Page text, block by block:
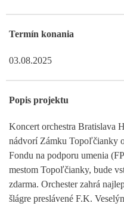
Termín konania
03.08.2025
Popis projektu
Koncert orchestra Bratislava
nádvorí Zámku Topoľčianky
Fondu na podporu umenia
mestom Topoľčianky, bude
zdarma. Orchester zahrá
šlágre preslávené F.K.